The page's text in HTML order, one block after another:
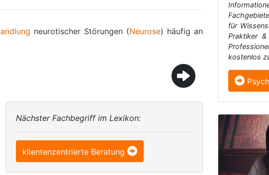
neurotischer Störungen (Neurose) häufig an
Nächster Fachbegriff im Lexikon:
klientenzentrierte Beratung
für
Praktiker &
kostenlos